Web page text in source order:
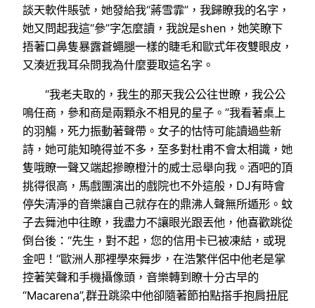
談天軟件賬號，她發給我“蔣雪霏”，我歸瞭我的名字，
她又問起我這“參”字怎麼讀，我說是shen，她笑瞭下
捂著口鼻隻暴露蒼蠅腿一樣的睫毛和歐式年夜雙眼皮，
又湊近我耳朵問我為什麼要取這名字。
“我老夫取的，我生的那天我公公往世瞭，我公公
鳴任商，參和商是兩顆永不相見的星子。”我看著桌上
的羽觴，死力振動著聲帶。女子的怙恃可能讀過些新
詩，她可能知曉得並不多，至多對杜甫不會太相識，她
隻哦瞭一聲又端起摻瞭橙汁的威士忌舉向我。酒吧的頂
挑得很高，馬戲團演出的戲院也不外這般，DJ有時會
停失清淨的音樂讓自己就存在的鼎沸人聲無所遁形。蚊
子去舞池中往瞭，我盡力不讓眼光跟丟他，他喜歡跳從
倒台後：“先生，對不起，您的信用卡已被凍結，或現
金吧！“歐洲人那裡學來舞步，在浩繁伴侶中他老是掌
控著笑聲和手機攝像頭，音樂轉到瞭十分古早的
“Macarena”,群丑跳梁中他卻隨著節拍點搭手抱肩扭屁